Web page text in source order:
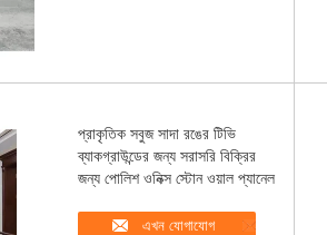
প্রাকৃতিক সবুজ সাদা রঙের টিভি
ব্যাকগ্রাউন্ডের জন্য সরাসরি বিক্রির
জন্য পোলিশ ওনিক্স স্টোন ওয়াল প্যানেল
এখন যোগাযোগ